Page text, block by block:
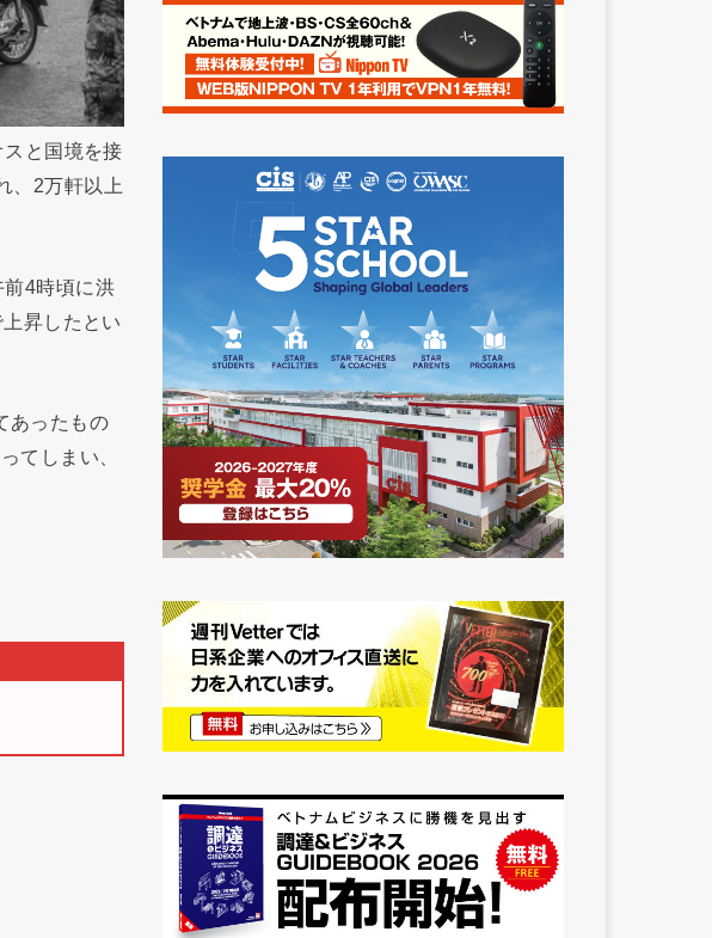
と国境を接
、2万軒以上
4時頃に洪
昇したとい
あったもの
てしまい、